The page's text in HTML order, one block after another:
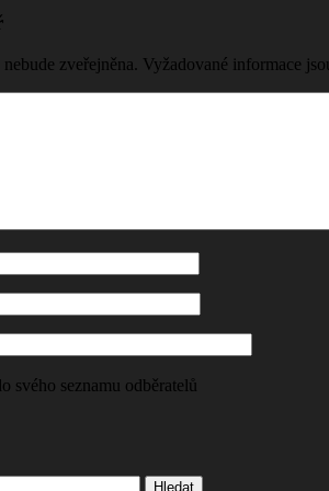
zveřejněna. Vyžadované informace
svého seznamu odběratelů